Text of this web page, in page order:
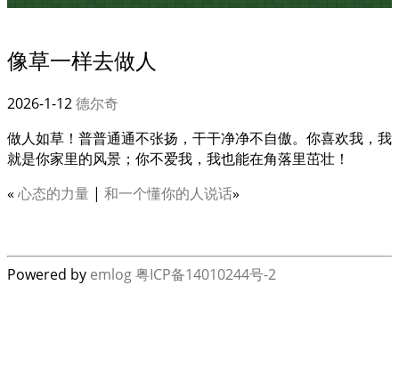
像草一样去做人
2026-1-12德尔奇
做人如草！普普通通不张扬，干干净净不自傲。你喜欢我，我
就是你家里的风景；你不爱我，我也能在角落里茁壮！
« 心态的力量 | 和一个懂你的人说话»
Powered by emlog粤ICP备14010244号-2